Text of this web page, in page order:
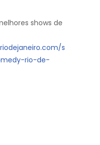
shows de
s
rio-de-